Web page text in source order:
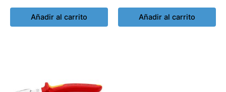
Añadir al carrito Añadir al carrito